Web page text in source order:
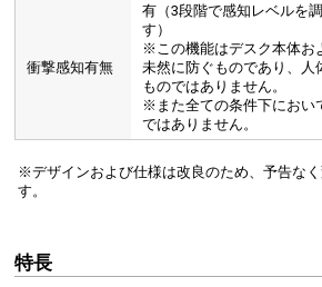
衝撃感知有無
有（3段階で感知レベルを
す）
※この機能はデスク本体お
未然に防ぐものであり、人
ものではありません。
※また全ての条件下におい
ではありません。
※デザインおよび仕様は改良のため、予告な
す。
特長